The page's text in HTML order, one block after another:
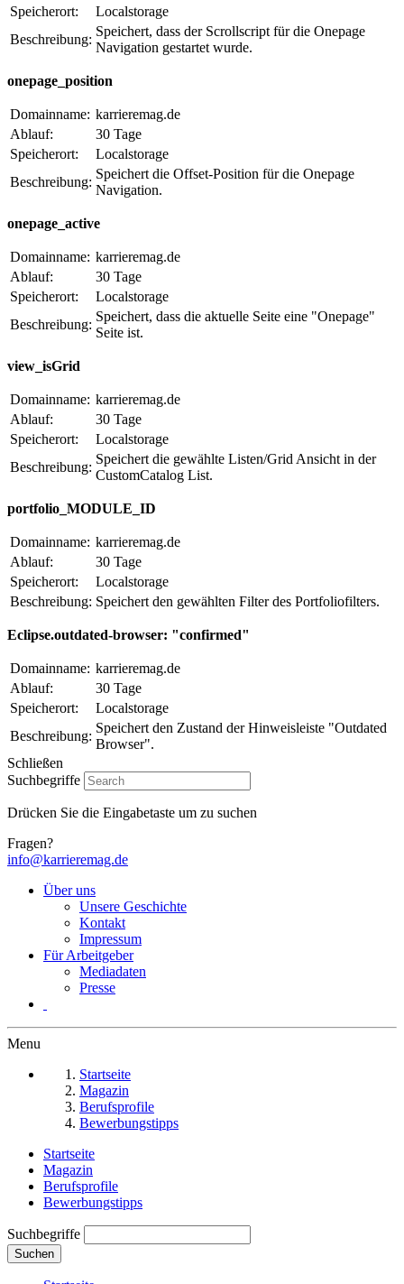
Speicherort:
Localstorage
Beschreibung:
Speichert, dass der Scrollscript für die Onepage
Navigation gestartet wurde.
onepage_position
Domainname: karrieremag.de
Ablauf:
30 Tage
Speicherort:
Localstorage
Beschreibung:
Speichert die Offset-Position für die Onepage
Navigation.
onepage_active
Domainname: karrieremag.de
Ablauf:
30 Tage
Speicherort:
Localstorage
Beschreibung:
Speichert, dass die aktuelle Seite eine "Onepage"
Seite ist.
view_isGrid
Domainname: karrieremag.de
Ablauf:
30 Tage
Speicherort:
Localstorage
Beschreibung:
Speichert die gewählte Listen/Grid Ansicht in der
CustomCatalog List.
portfolio_MODULE_ID
Domainname: karrieremag.de
Ablauf:
30 Tage
Speicherort:
Localstorage
Beschreibung: Speichert den gewählten Filter des Portfoliofilters.
Eclipse.outdated-browser: "confirmed"
Domainname: karrieremag.de
Ablauf:
30 Tage
Speicherort:
Localstorage
Beschreibung:
Speichert den Zustand der Hinweisleiste "Outdated
Browser".
Schließen
Suchbegriffe
Drücken Sie die Eingabetaste um zu suchen
Fragen?
info@karrieremag.de
Über uns
Unsere Geschichte
Kontakt
Impressum
Für Arbeitgeber
Mediadaten
Presse
Menu
Startseite
Magazin
Berufsprofile
Bewerbungstipps
Startseite
Magazin
Berufsprofile
Bewerbungstipps
Suchbegriffe
Suchen